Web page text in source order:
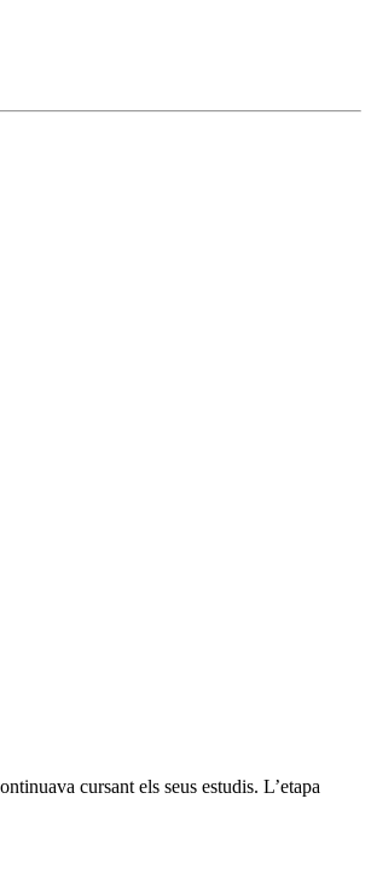
cursant els seus estudis. L’etapa